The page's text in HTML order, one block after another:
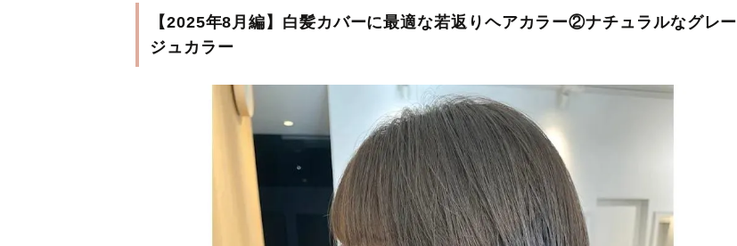
【2025年8月編】白髪カバーに最適な若返りヘアカラー②ナチュラルなグレー
ジュカラー